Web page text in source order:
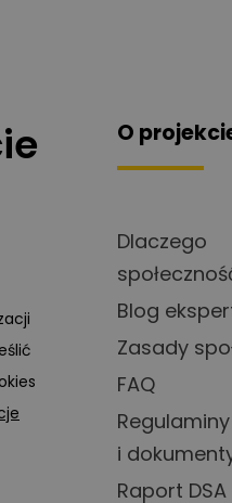
O
Dlaczego
Blog
Zasady
FAQ
Regulaminy
i
Raport DSA